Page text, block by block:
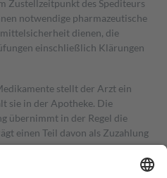
Zustellzeitpunkt des Spediteurs
notwendige pharmazeutische
dienen, die
einschließlich Klärungen
stellt der Arzt ein
sie in der Apotheke. Die
übernimmt in der Regel die
einen Teil davon als Zuzahlung
in Höhe von zehn